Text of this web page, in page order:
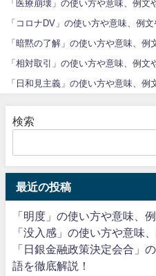
「医療崩壊」の使い方や意味、例文
「コロナDV」の使い方や意味、例
「暗黙の了解」の使い方や意味、例
「相対取引」の使い方や意味、例文
「日和見主義」の使い方や意味、例
検索
最近の投稿
「明度」の使い方や意味、
「没入感」の使い方や意味
「日銀金融政策決定会合」
語を徹底解説！